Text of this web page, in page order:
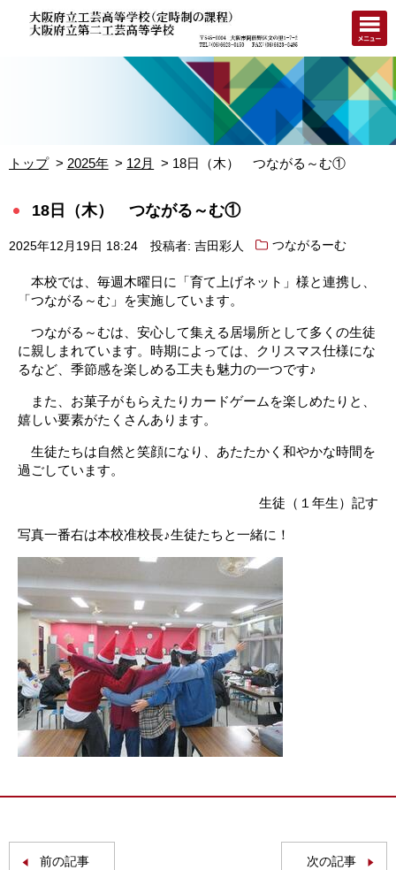
トップ 2025年 12月 18日（木） つながる～む①
18日（木） つながる～む①
2025年12月19日 18:24 投稿者: 吉田彩人 つながるーむ
本校では、毎週木曜日に「育て上げネット」様と連携し、
「つながる～む」を実施しています。
つながる～むは、安心して集える居場所として多くの生徒
に親しまれています。時期によっては、クリスマス仕様にな
るなど、季節感を楽しめる工夫も魅力の一つです♪
また、お菓子がもらえたりカードゲームを楽しめたりと、
嬉しい要素がたくさんあります。
生徒たちは自然と笑顔になり、あたたかく和やかな時間を
過ごしています。
生徒（１年生）記す
写真一番右は本校准校長♪生徒たちと一緒に！
前の記事 次の記事